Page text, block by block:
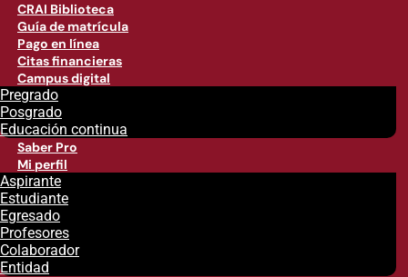
CRAI Biblioteca
Guía de matrícula
Pago en línea
Citas financieras
Campus digital
Pregrado
Posgrado
Educación continua
Saber Pro
Mi perfil
Aspirante
Estudiante
Egresado
Profesores
Colaborador
Entidad